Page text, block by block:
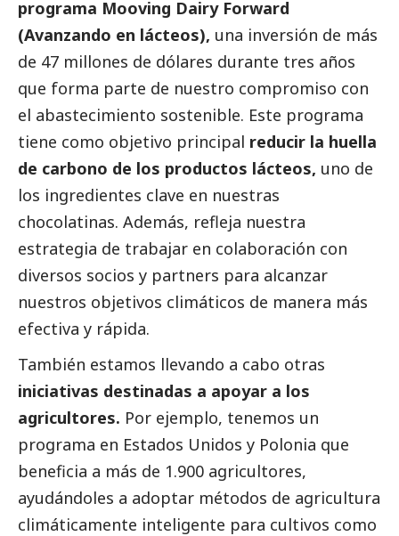
programa Mooving Dairy Forward
(Avanzando en lácteos), una inversión de más
de 47 millones de dólares durante tres años
que forma parte de nuestro compromiso con
el abastecimiento sostenible. Este programa
tiene como objetivo principal reducir la huella
de carbono de los productos lácteos, uno de
los ingredientes clave en nuestras
chocolatinas. Además, refleja nuestra
estrategia de trabajar en colaboración con
diversos socios y partners para alcanzar
nuestros objetivos climáticos de manera más
efectiva y rápida.
También estamos llevando a cabo otras
iniciativas destinadas a apoyar a los
agricultores. Por ejemplo, tenemos un
programa en Estados Unidos y Polonia que
beneficia a más de 1.900 agricultores,
ayudándoles a adoptar métodos de agricultura
climáticamente inteligente para cultivos como